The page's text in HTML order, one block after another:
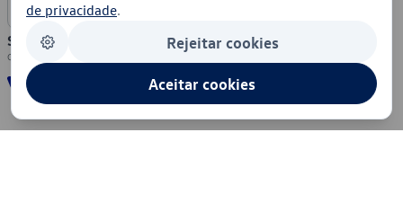
Segurança
de privacidade.
Rejeitar cookies
Aceitar cookies